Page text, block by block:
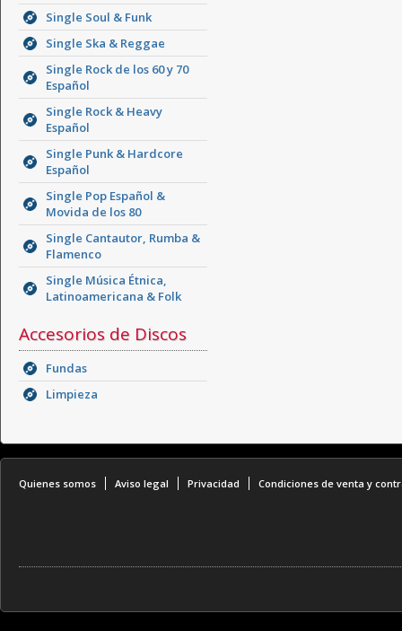
Single Soul & Funk
Single Ska & Reggae
Single Rock de los 60 y 70
Español
Single Rock & Heavy
Español
Single Punk & Hardcore
Español
Single Pop Español &
Movida de los 80
Single Cantautor, Rumba &
Flamenco
Single Música Étnica,
Latinoamericana & Folk
Accesorios de Discos
Fundas
Limpieza
Quienes somos Aviso legal Privacidad Condiciones de venta y